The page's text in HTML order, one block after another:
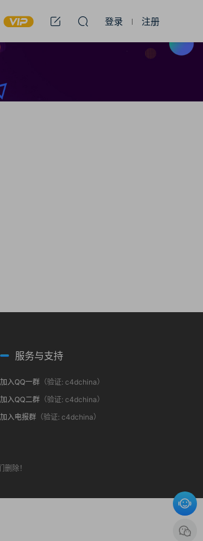
登录 注册
服务与支持
加入QQ一群（验证: c4dchina）
加入QQ二群（验证: c4dchina）
加入电报群（验证: c4dchina）
除！